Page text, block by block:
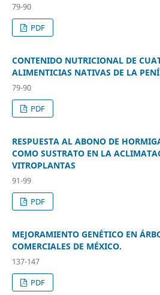
79-90
PDF
CONTENIDO NUTRICIONAL DE
ALIMENTICIAS NATIVAS DE LA
79-90
PDF
RESPUESTA AL ABONO DE
COMO SUSTRATO EN LA
VITROPLANTAS
91-99
PDF
MEJORAMIENTO GENÉTICO EN
COMERCIALES DE MÉXICO.
137-147
PDF